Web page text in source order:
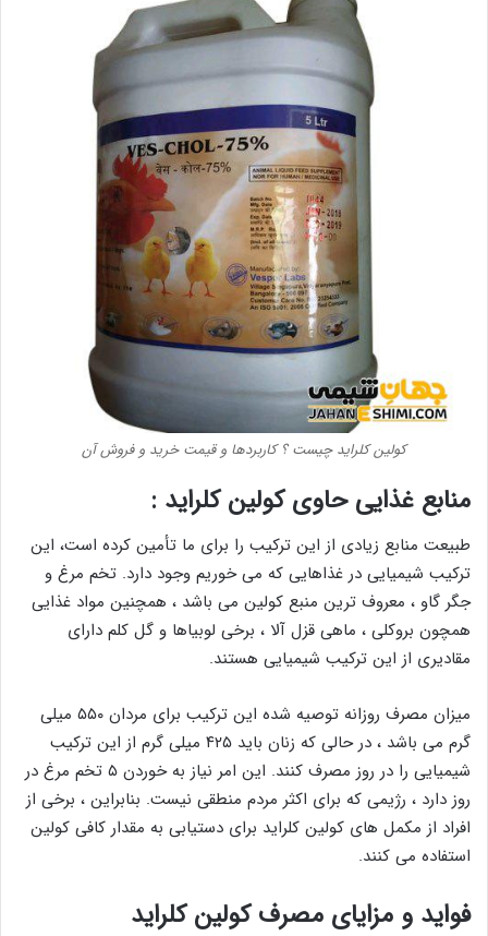
کولین کلراید چیست ؟ کاربردها و قیمت خرید و فروش آن
منابع غذایی حاوی کولین کلراید :
طبیعت منابع زیادی از این ترکیب را برای ما تأمین کرده است، این
ترکیب شیمیایی در غذاهایی که می خوریم وجود دارد. تخم مرغ و
جگر گاو ، معروف ترین منبع کولین می باشد ، همچنین مواد غذایی
همچون بروکلی ، ماهی قزل آلا ، برخی لوبیاها و گل کلم دارای
مقادیری از این ترکیب شیمیایی هستند.
میزان مصرف روزانه توصیه شده این ترکیب برای مردان ۵۵۰ میلی
گرم می باشد ، در حالی که زنان باید ۴۲۵ میلی گرم از این ترکیب
شیمیایی را در روز مصرف کنند. این امر نیاز به خوردن ۵ تخم مرغ در
روز دارد ، رژیمی که برای اکثر مردم منطقی نیست. بنابراین ، برخی از
افراد از مکمل های کولین کلراید برای دستیابی به مقدار کافی کولین
استفاده می کنند.
فواید و مزایای مصرف کولین کلراید